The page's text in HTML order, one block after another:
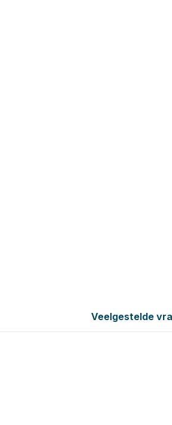
Veelgestelde